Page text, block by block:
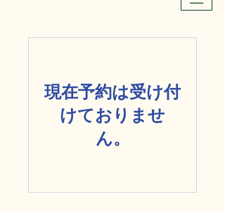
現在予約は受け付
けておりませ
ん。